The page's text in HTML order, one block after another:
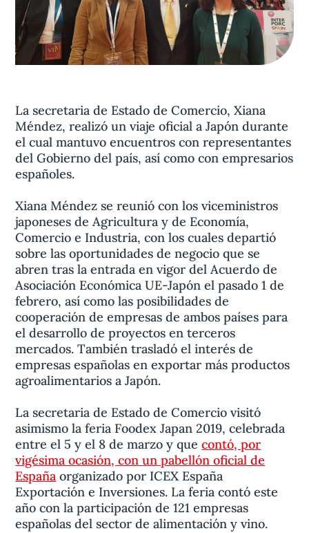
de privacidad
Contacta
La secretaria de Estado de Comercio, Xiana
Méndez, realizó un viaje oficial a Japón durante
el cual mantuvo encuentros con representantes
del Gobierno del país, así como con empresarios
españoles.
Xiana Méndez se reunió con los viceministros
japoneses de Agricultura y de Economía,
Comercio e Industria, con los cuales departió
sobre las oportunidades de negocio que se
abren tras la entrada en vigor del Acuerdo de
Asociación Económica UE-Japón el pasado 1 de
febrero, así como las posibilidades de
cooperación de empresas de ambos países para
el desarrollo de proyectos en terceros
mercados. También trasladó el interés de
empresas españolas en exportar más productos
agroalimentarios a Japón.
La secretaria de Estado de Comercio visitó
asimismo la feria Foodex Japan 2019, celebrada
entre el 5 y el 8 de marzo y quecontó, por
vigésima ocasión, con un pabellón oficial de
España organizado por ICEX España
Exportación e Inversiones. La feria contó este
año con la participación de 121 empresas
españolas del sector de alimentación y vino.